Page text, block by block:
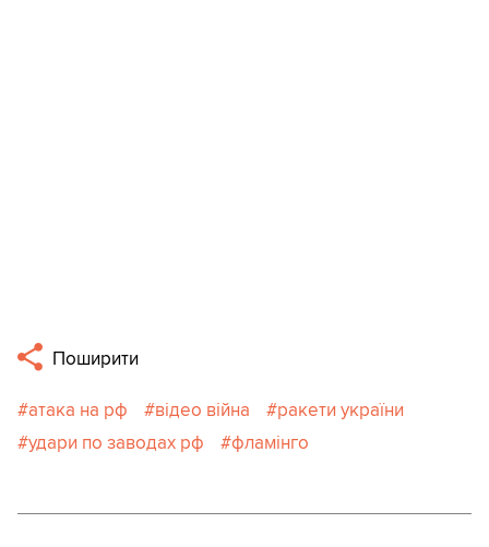
Поширити
атака на рф відео війна
ракети україни
удари по заводах рф
фламінго